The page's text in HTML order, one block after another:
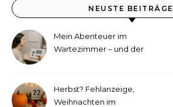
NEUSTE BEITRÄGE
Mein Abenteuer im
Wartezimmer – und der
Herbst? Fehlanzeige,
Weihnachten im